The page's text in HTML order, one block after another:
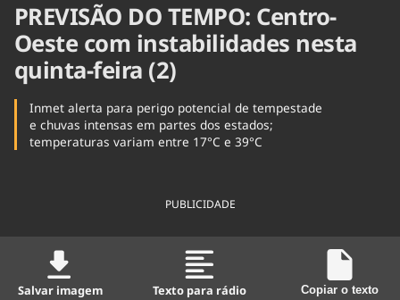
PREVISÃO DO TEMPO: Centro-
Oeste com instabilidades nesta
quinta-feira (2)
Inmet alerta para perigo potencial de tempestade
e chuvas intensas em partes dos estados;
temperaturas variam entre 17°C e 39°C
PUBLICIDADE
Salvar imagem Texto para rádio Copiar o texto